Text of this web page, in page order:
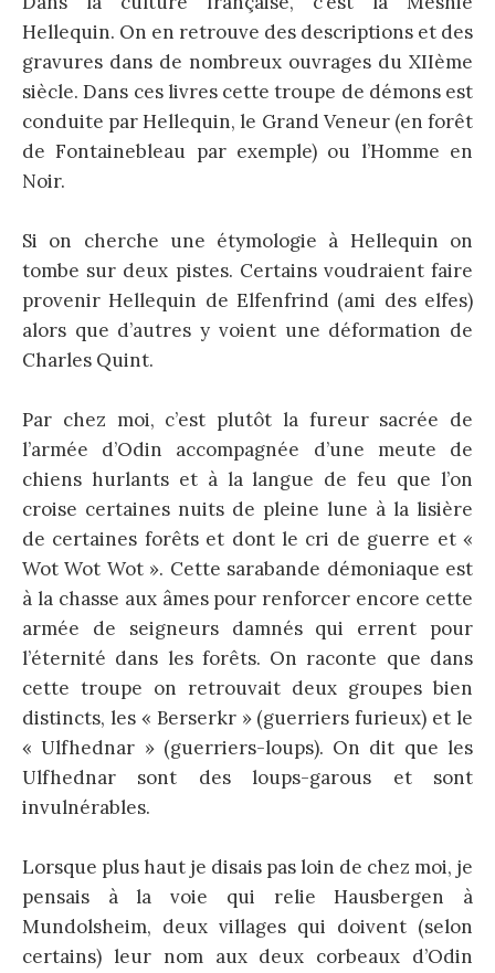
Hellequin. On en retrouve des descriptions et des
gravures dans de nombreux ouvrages du XIIème
siècle. Dans ces livres cette troupe de démons est
conduite par Hellequin, le Grand Veneur (en forêt
de Fontainebleau par exemple) ou l’Homme en
Noir.
Si on cherche une étymologie à Hellequin on
tombe sur deux pistes. Certains voudraient faire
provenir Hellequin de Elfenfrind (ami des elfes)
alors que d’autres y voient une déformation de
Charles Quint.
Par chez moi, c’est plutôt la fureur sacrée de
l’armée d’Odin accompagnée d’une meute de
chiens hurlants et à la langue de feu que l’on
croise certaines nuits de pleine lune à la lisière
de certaines forêts et dont le cri de guerre et «
Wot Wot Wot ». Cette sarabande démoniaque est
à la chasse aux âmes pour renforcer encore cette
armée de seigneurs damnés qui errent pour
l’éternité dans les forêts. On raconte que dans
cette troupe on retrouvait deux groupes bien
distincts, les « Berserkr » (guerriers furieux) et le
« Ulfhednar » (guerriers-loups). On dit que les
Ulfhednar sont des loups-garous et sont
invulnérables.
Lorsque plus haut je disais pas loin de chez moi, je
pensais à la voie qui relie Hausbergen à
Mundolsheim, deux villages qui doivent (selon
certains) leur nom aux deux corbeaux d’Odin